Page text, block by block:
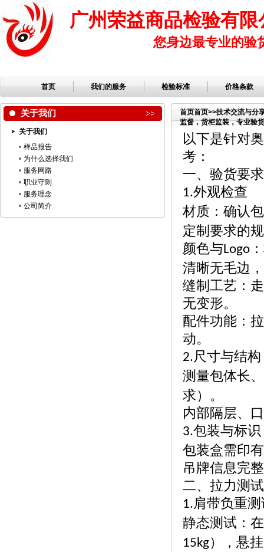
广州荣益商品检验有限
您身边最专业的验
首页 我们的服务 检验标准 价格条款
关于我们
关于我们
样品报告
为什么选择我们
服务网路
职业守则
服务理念
公司简介
首页首页>>技术交流与分
监督，货柜监装，专业验
检验，检品公司，服装检
以下是针对
考：
一、验货要求
1.外观检查
材质：确认
定制要求的
颜色与Logo
清晰无毛边
缝制工艺：
无变形。
配件功能：
动。
2.尺寸与结构
测量包体长
求）。
内部隔层、
3.包装与标识
包装盒需印
吊牌信息完
二、拉力测
1.肩带负重
静态测试：
15kg），悬挂